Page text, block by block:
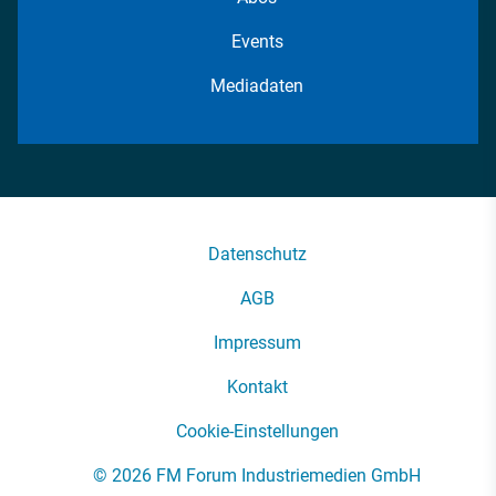
Events
Mediadaten
Datenschutz
AGB
Impressum
Kontakt
Cookie-Einstellungen
© 2026 FM Forum Industriemedien GmbH